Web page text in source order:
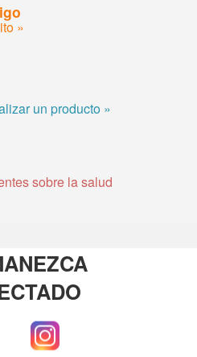
»
un producto »
sobre la salud